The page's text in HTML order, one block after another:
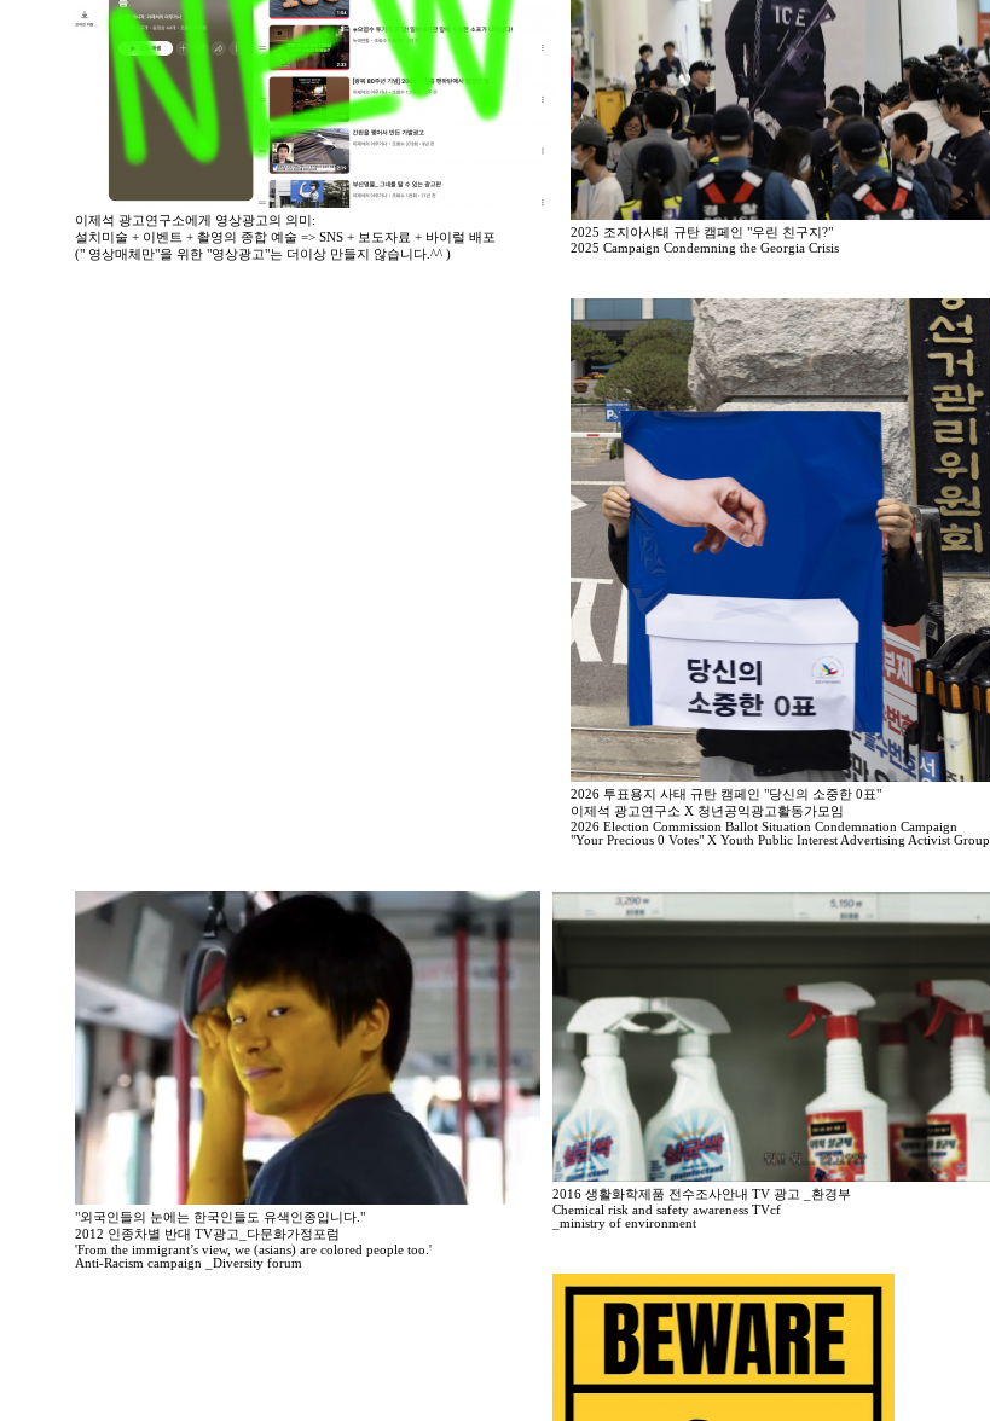
이제석 광고연구소에게 영상광고의 의미:
설치미술 + 이벤트 + 촬영의 종합 예술 => SNS + 보도자료 + 바이럴 배포
(" 영상매체만"을 위한 "영상광고"는 더이상 만들지 않습니다.^^ )
2025 조지아사태 규탄 캠페인 "우린 친구지?"
2025 Campaign Condemning the Georgia Crisis
2026 투표용지 사태 규탄 캠페인 "당신의 소중한 0표"
이제석 광고연구소 X 청년공익광고활동가모임
2026 Election Commission Ballot Situation Condemnation Campaign
"Your Precious 0 Votes" X Youth Public Interest Advertising Activist Group
"외국인들의 눈에는 한국인들도 유색인종입니다."
2012 인종차별 반대 TV광고_다문화가정포럼
'From the immigrant’s view, we (asians) are colored people too.'
Anti-Racism campaign _Diversity forum
2016 생활화학제품 전수조사안내 TV 광고 _환경부
Chemical risk and safety awareness TVcf
_ministry of environment